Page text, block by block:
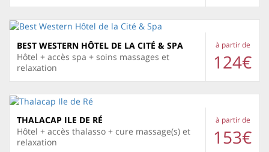
BEST WESTERN HÔTEL DE LA CITÉ & SPA
Hôtel + accès spa + soins massages et
relaxation
à partir de
124€
THALACAP ILE DE RÉ
Hôtel + accès thalasso + cure massage(s) et
relaxation
à partir de
153€